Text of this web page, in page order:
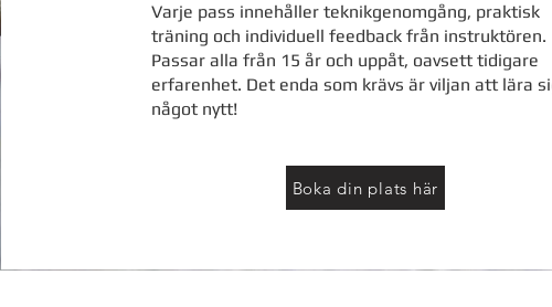
Varje pass innehåller teknikgenomgång, praktisk
träning och individuell feedback från instruktören.
Passar alla från 15 år och uppåt, oavsett tidigare
erfarenhet. Det enda som krävs är viljan att lära
något nytt!
Boka din plats här